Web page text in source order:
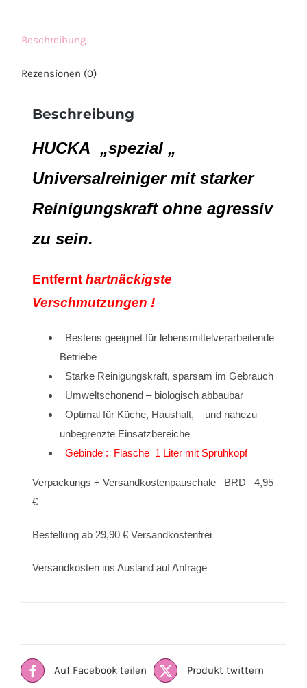
Beschreibung
Rezensionen (0)
Beschreibung
HUCKA „spezial „
Universalreiniger mit starker
Reinigungskraft ohne agressiv
zu sein.
Entfernt hartnäckigste
Verschmutzungen !
Bestens geeignet für lebensmittelverarbeitende
Betriebe
Starke Reinigungskraft, sparsam im Gebrauch
Umweltschonend – biologisch abbaubar
Optimal für Küche, Haushalt, – und nahezu
unbegrenzte Einsatzbereiche
Gebinde : Flasche 1 Liter mit Sprühkopf
Verpackungs + Versandkostenpauschale BRD 4,95
€
Bestellung ab 29,90 € Versandkostenfrei
Versandkosten ins Ausland auf Anfrage
Auf Facebook teilen Produkt twittern